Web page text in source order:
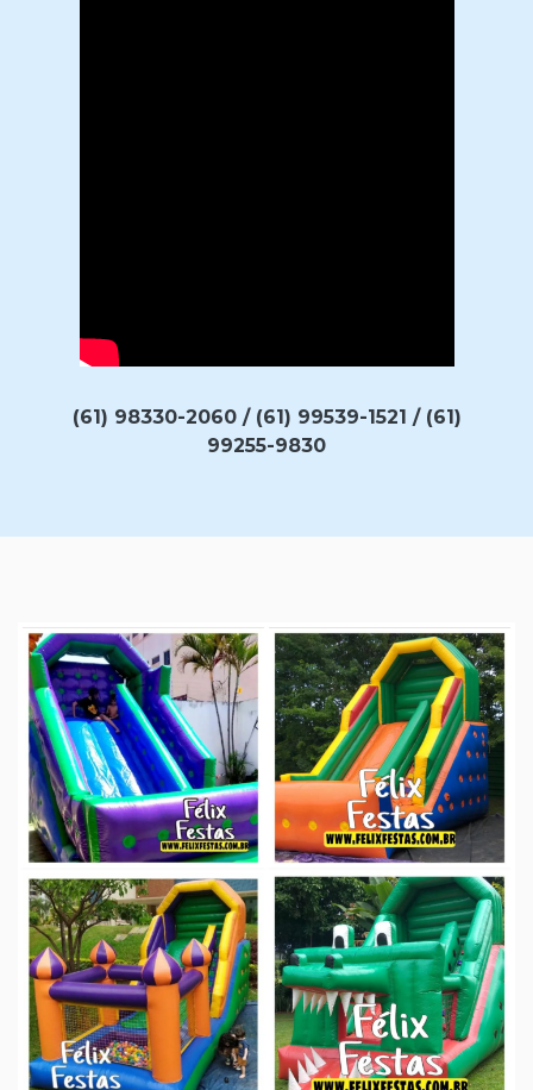
(61) 98330-2060 / (61) 99539-1521 / (61)
99255-9830